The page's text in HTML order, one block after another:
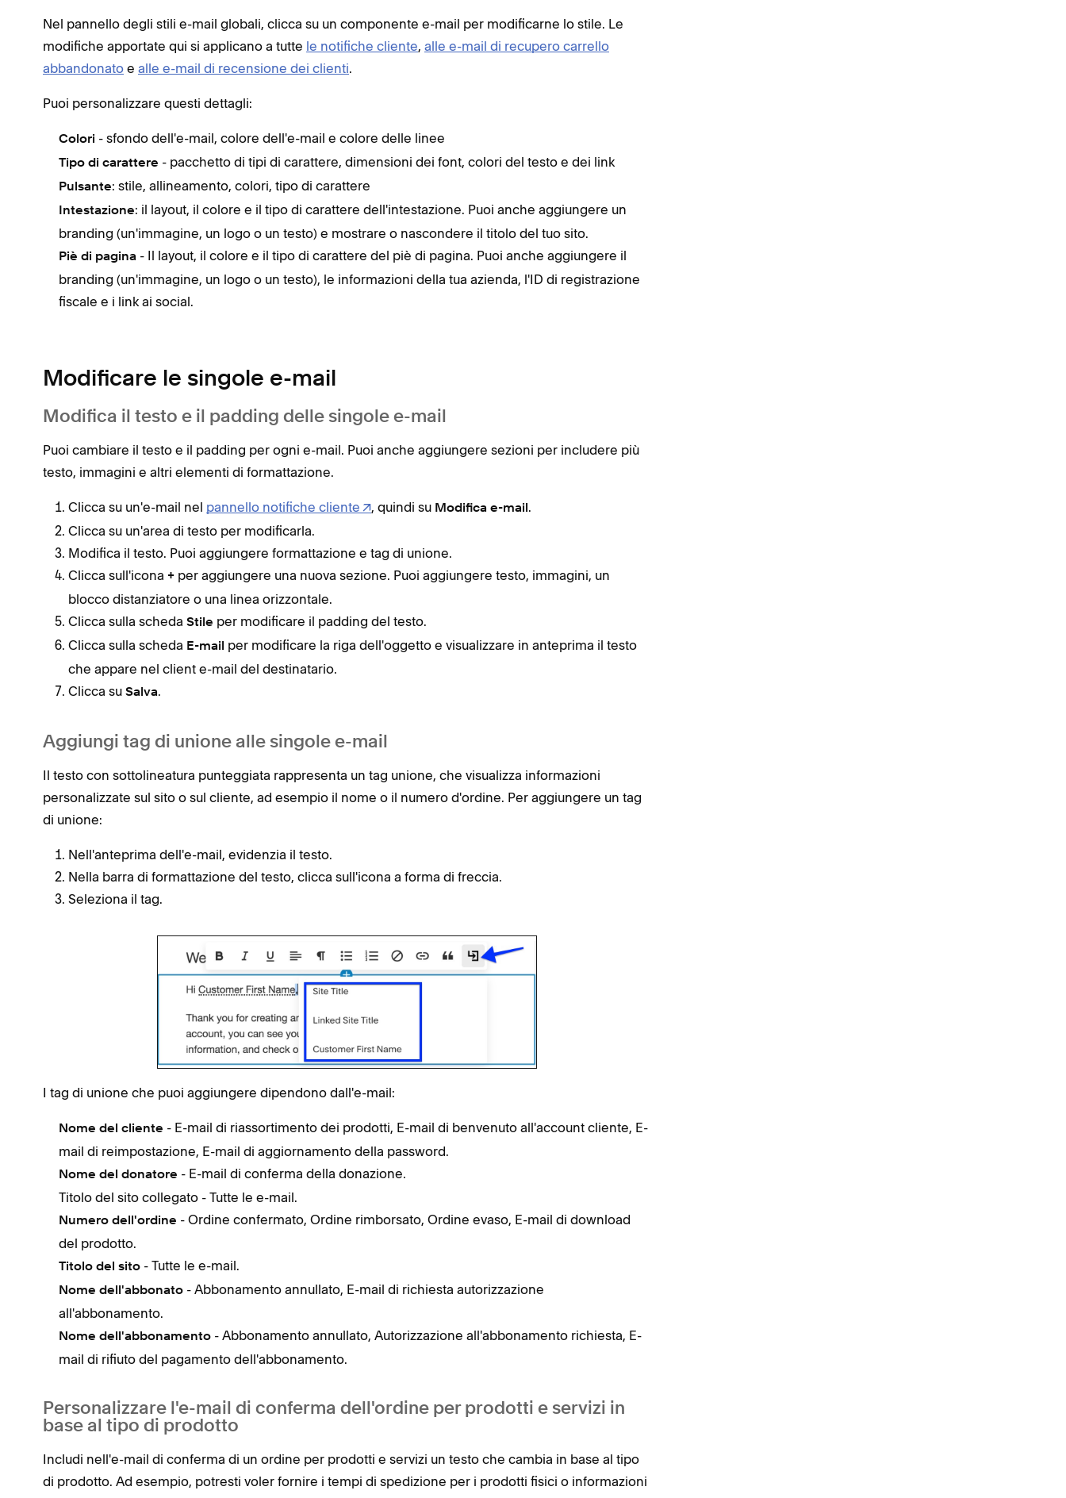
Nel pannello degli stili e-mail globali, clicca su un componente e-mail per modificarne lo stile. Le
modifiche apportate qui si applicano a tutte le notifiche cliente, alle e-mail di recupero carrello
abbandonato e alle e-mail di recensione dei clienti.
Puoi personalizzare questi dettagli:
Colori - sfondo dell'e-mail, colore dell'e-mail e colore delle linee
Tipo di carattere - pacchetto di tipi di carattere, dimensioni dei font, colori del testo e dei link
Pulsante: stile, allineamento, colori, tipo di carattere
Intestazione: il layout, il colore e il tipo di carattere dell'intestazione. Puoi anche aggiungere un
branding (un'immagine, un logo o un testo) e mostrare o nascondere il titolo del tuo sito.
Piè di pagina - Il layout, il colore e il tipo di carattere del piè di pagina. Puoi anche aggiungere il
branding (un'immagine, un logo o un testo), le informazioni della tua azienda, l'ID di registrazione
fiscale e i link ai social.
Modificare le singole e-mail
Modifica il testo e il padding delle singole e-mail
Puoi cambiare il testo e il padding per ogni e-mail. Puoi anche aggiungere sezioni per includere più
testo, immagini e altri elementi di formattazione.
Clicca su un'e-mail nel pannello notifiche cliente , quindi su Modifica e-mail .
Clicca su un'area di testo per modificarla.
Modifica il testo. Puoi aggiungere formattazione e tag di unione.
Clicca sull'icona + per aggiungere una nuova sezione. Puoi aggiungere testo, immagini, un
blocco distanziatore o una linea orizzontale.
Clicca sulla scheda Stile per modificare il padding del testo.
Clicca sulla scheda E-mail
per modificare la riga dell'oggetto e visualizzare in anteprima il testo
che appare nel client e-mail del destinatario.
Clicca su Salva.
Aggiungi tag di unione alle singole e-mail
Il testo con sottolineatura punteggiata rappresenta un tag unione, che visualizza informazioni
personalizzate sul sito o sul cliente, ad esempio il nome o il numero d'ordine. Per aggiungere un tag
di unione:
Nell'anteprima dell'e-mail, evidenzia il testo.
Nella barra di formattazione del testo, clicca sull'icona a forma di freccia.
Seleziona il tag.
I tag di unione che puoi aggiungere dipendono dall'e-mail:
Nome del cliente - E-mail di riassortimento dei prodotti, E-mail di benvenuto all'account cliente, E-
mail di reimpostazione, E-mail di aggiornamento della password.
Nome del donatore - E-mail di conferma della donazione.
Titolo del sito collegato - Tutte le e-mail.
Numero dell'ordine - Ordine confermato, Ordine rimborsato, Ordine evaso, E-mail di download
del prodotto.
Titolo del sito - Tutte le e-mail.
Nome dell'abbonato - Abbonamento annullato, E-mail di richiesta autorizzazione
all'abbonamento.
Nome dell'abbonamento - Abbonamento annullato, Autorizzazione all'abbonamento richiesta, E-
mail di rifiuto del pagamento dell'abbonamento.
Personalizzare l'e-mail di conferma dell'ordine per prodotti e servizi in
base al tipo di prodotto
Includi nell'e-mail di conferma di un ordine per prodotti e servizi un testo che cambia in base al tipo
di prodotto. Ad esempio, potresti voler fornire i tempi di spedizione per i prodotti fisici o informazioni